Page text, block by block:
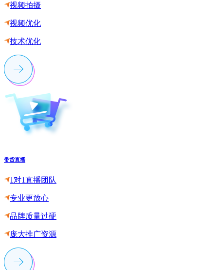
视频拍摄
视频优化
技术优化
带货直播
1对1直播团队
专业更放心
品牌质量过硬
庞大推广资源